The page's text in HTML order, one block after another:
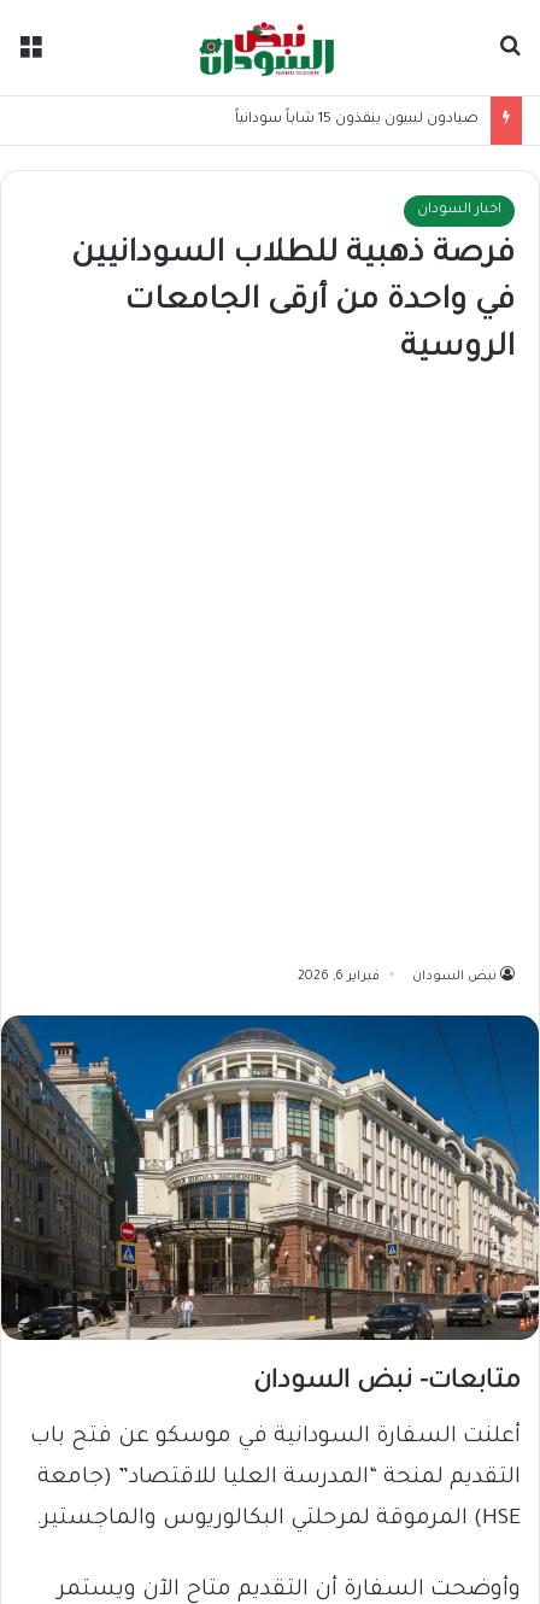
صيادون ليبيون ينقذون 15 شاباً سودانياً
اخبار السودان
فرصة ذهبية للطلاب السودانيين
في واحدة من أرقى الجامعات
الروسية
نبض السودان فبراير 6, 2026
متابعات- نبض السودان
أعلنت السفارة السودانية في موسكو عن فتح باب
التقديم لمنحة “المدرسة العليا للاقتصاد” (جامعة
HSE) المرموقة لمرحلتي البكالوريوس والماجستير.
وأوضحت السفارة أن التقديم متاح الآن ويستمر